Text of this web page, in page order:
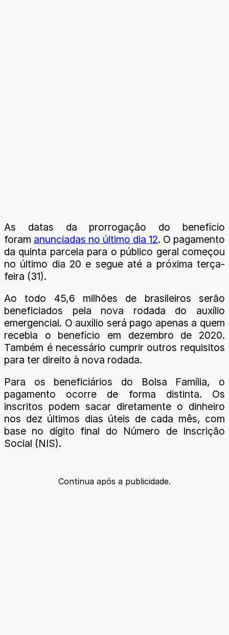
As datas da prorrogação do benefício
foram anunciadas no último dia 12. O pagamento
da quinta parcela para o público geral começou
no último dia 20 e segue até a próxima terça-
feira (31).
Ao todo 45,6 milhões de brasileiros serão
beneficiados pela nova rodada do auxílio
emergencial. O auxílio será pago apenas a quem
recebia o benefício em dezembro de 2020.
Também é necessário cumprir outros requisitos
para ter direito à nova rodada.
Para os beneficiários do Bolsa Família, o
pagamento ocorre de forma distinta. Os
inscritos podem sacar diretamente o dinheiro
nos dez últimos dias úteis de cada mês, com
base no dígito final do Número de Inscrição
Social (NIS).
Continua após a publicidade.